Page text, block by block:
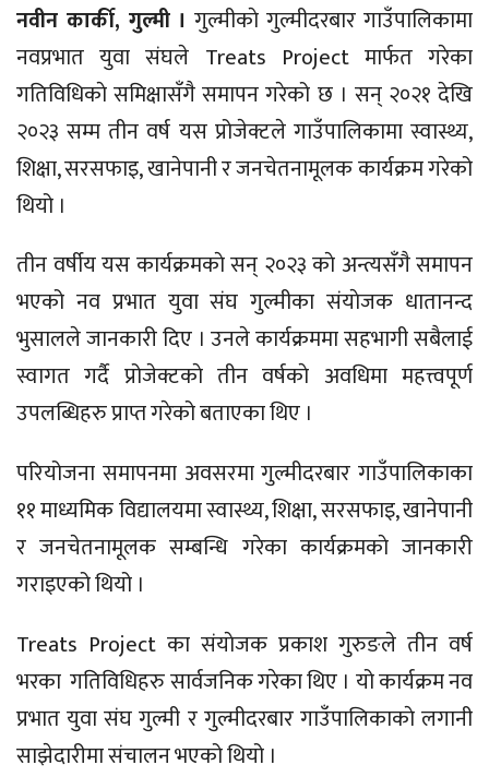
नवीन कार्की, गुल्मी । गुल्मीकाे गुल्मीदरबार गाउँपालिकामा
नवप्रभात युवा संघले Treats Project मार्फत गरेका
गतिविधिकाे समिक्षासँगै समापन गरेको छ । सन् २०२१ देखि
२०२३ सम्म तीन वर्ष यस प्रोजेक्टले गाउँपालिकामा स्वास्थ्य,
शिक्षा, सरसफाइ, खानेपानी र जनचेतनामूलक कार्यक्रम गरेको
थियो ।
तीन वर्षीय यस कार्यक्रमकाे सन् २०२३ काे अन्त्यसँगै समापन
भएको नव प्रभात युवा संघ गुल्मीका संयाेजक धातानन्द
भुसालले जानकारी दिए । उनले कार्यक्रममा सहभागी सबैलाई
स्वागत गर्दै प्रोजेक्टकाे तीन वर्षकाे अवधिमा महत्त्वपूर्ण
उपलब्धिहरु प्राप्त गरेको बताएका थिए ।
परियोजना समापनमा अवसरमा गुल्मीदरबार गाउँपालिकाका
११ माध्यमिक विद्यालयमा स्वास्थ्य, शिक्षा, सरसफाइ, खानेपानी
र जनचेतनामूलक सम्बन्धि गरेका कार्यक्रमकाे जानकारी
गराइएको थियो ।
Treats Project का संयाेजक प्रकाश गुरुङले तीन वर्ष
भरका गतिविधिहरु सार्वजनिक गरेका थिए । यो कार्यक्रम नव
प्रभात युवा संघ गुल्मी र गुल्मीदरबार गाउँपालिकाकाे लगानी
साझेदारीमा संचालन भएको थियो ।